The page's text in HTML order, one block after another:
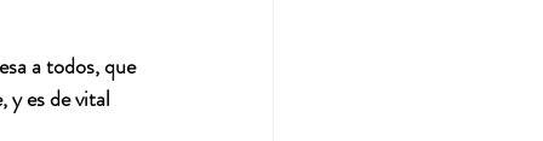
a todos, que
y es de vital